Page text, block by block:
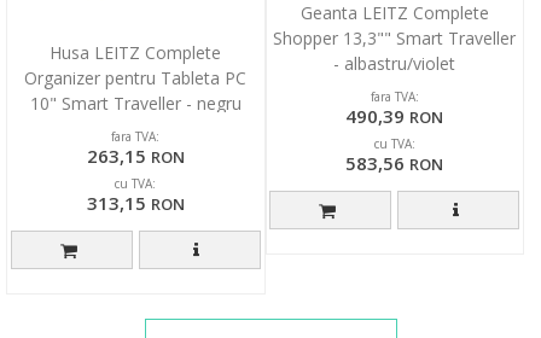
Husa LEITZ Complete
Organizer pentru Tableta PC
10" Smart Traveller - negru
fara TVA:
263,15 RON
cu TVA:
313,15 RON
Geanta LEITZ Complete
Shopper 13,3"" Smart Traveller
- albastru/violet
fara TVA:
490,39 RON
cu TVA:
583,56 RON